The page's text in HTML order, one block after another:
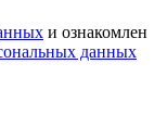
и ознакомлен
данных